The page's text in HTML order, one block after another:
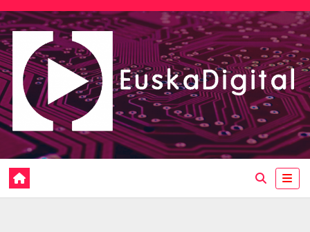
Saltar
al
contenido